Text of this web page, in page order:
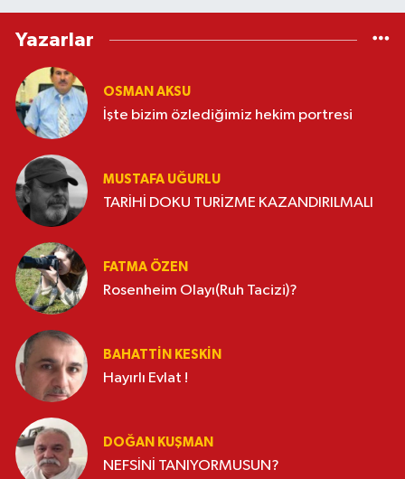
Yazarlar
OSMAN AKSU
İşte bizim özlediğimiz hekim portresi
MUSTAFA UĞURLU
TARİHİ DOKU TURİZME KAZANDIRILMALI
FATMA ÖZEN
Rosenheim Olayı(Ruh Tacizi)?
BAHATTIN KESKİN
Hayırlı Evlat !
DOĞAN KUŞMAN
NEFSİNİ TANIYORMUSUN?